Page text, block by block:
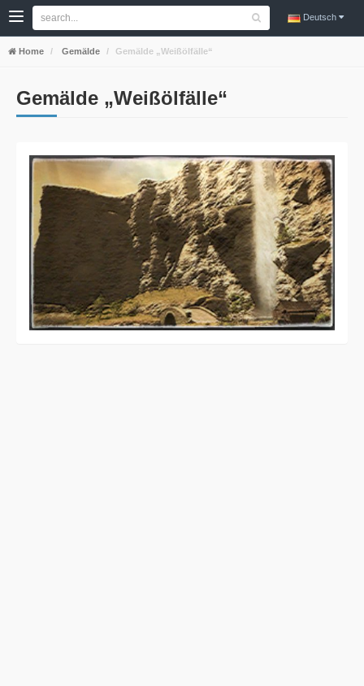
Deutsch
Home Gemälde Gemälde „Weißölfälle“
Gemälde „Weißölfälle“